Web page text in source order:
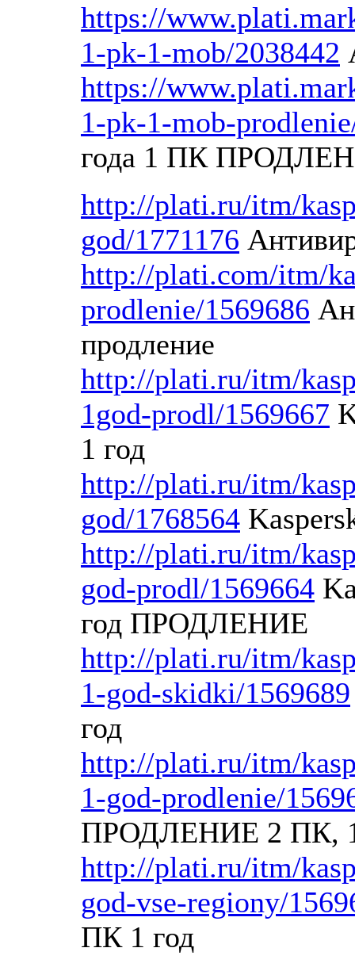
https://
1-pk-1-mob/2038442
https://
1-pk-1-mob-
года 1 ПК
http://plati.ru/itm/
god/1771176
http://plati.com/itm/
prodlenie/1569686
продление
http://plati.ru/itm/
1god-prodl/1569667
1 год
http://plati.ru/itm/
god/1768564
http://plati.ru/itm/
god-prodl/1569664
год ПРОДЛЕНИЕ
http://plati.ru/itm/
1-god-skidki/1569689
год
http://plati.ru/itm/
1-god-prodlenie/
ПРОДЛЕНИЕ 2 ПК,
http://plati.ru/itm/
god-vse-regiony/
ПК 1 год